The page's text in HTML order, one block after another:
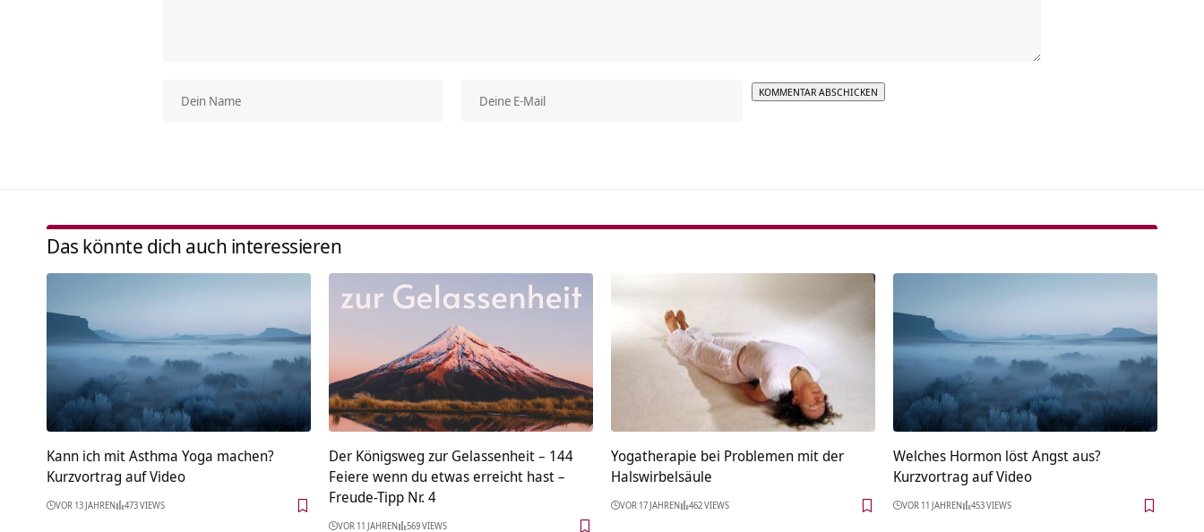
Das könnte dich auch interessieren
Kann ich mit Asthma Yoga machen?
Kurzvortrag auf Video
VOR 13 JAHREN 473 VIEWS
Der Königsweg zur Gelassenheit – 144
Feiere wenn du etwas erreicht hast –
Freude-Tipp Nr. 4
VOR 11 JAHREN 569 VIEWS
Yogatherapie bei Problemen mit der
Halswirbelsäule
VOR 17 JAHREN 462 VIEWS
Welches Hormon löst Angst aus?
Kurzvortrag auf Video
VOR 11 JAHREN 453 VIEWS